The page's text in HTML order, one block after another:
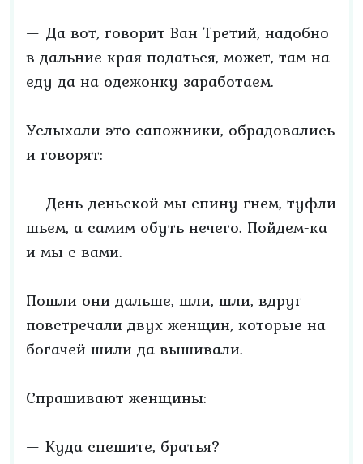
— Да вот, говорит Ван Третий, надобно
в дальние края податься, может, там на
еду да на одежонку заработаем.
Услыхали это сапожники, обрадовались
и говорят:
— День-деньской мы спину гнем, туфли
шьем, а самим обуть нечего. Пойдем-ка
и мы с вами.
Пошли они дальше, шли, шли, вдруг
повстречали двух женщин, которые на
богачей шили да вышивали.
Спрашивают женщины:
— Куда спешите, братья?